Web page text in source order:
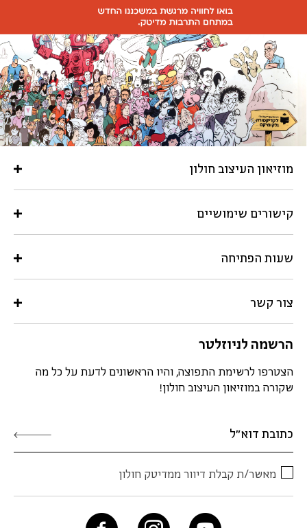
מוזיאון העיצוב חולון
קישורים שימושיים
שעות הפתיחה
צור קשר
הרשמה לניוזלטר
הצטרפו לרשימת התפוצה, והיו הראשונים לדעת על כל מה
שקורה במוזיאון העיצוב חולון!
מאשר/ת קבלת דיוור ממדיטק חולון